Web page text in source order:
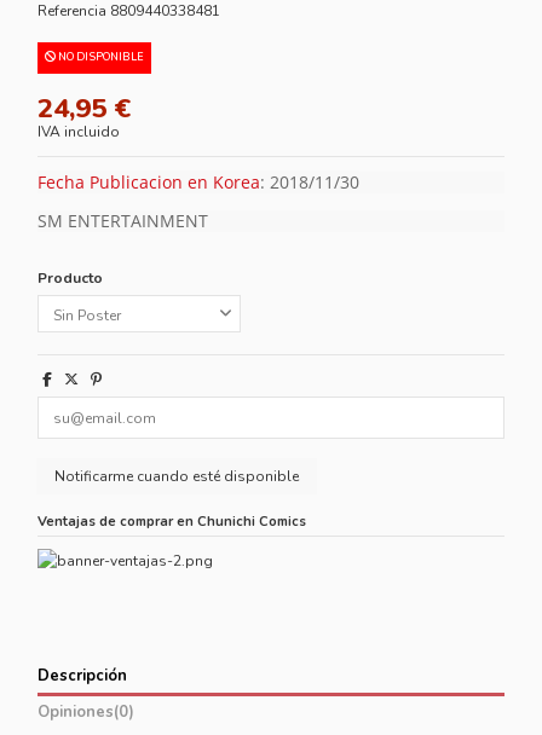
Referencia 8809440338481
NO DISPONIBLE
24,95 €
IVA incluido
Fecha Publicacion en Korea: 2018/11/30
SM ENTERTAINMENT
Producto
Ventajas de comprar en Chunichi Comics
Descripción
Opiniones(0)